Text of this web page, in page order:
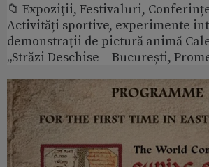
📁 Expoziţii, Festivaluri,
Activități sportive, experimente
demonstrații de pictură animă
„Străzi Deschise – București,